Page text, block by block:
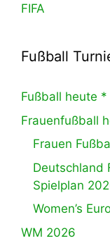
FIFA
Fußball
Fußball heute
Frauenfußball
Frauen
Deutschland
Spielplan
Women’s
WM 2026